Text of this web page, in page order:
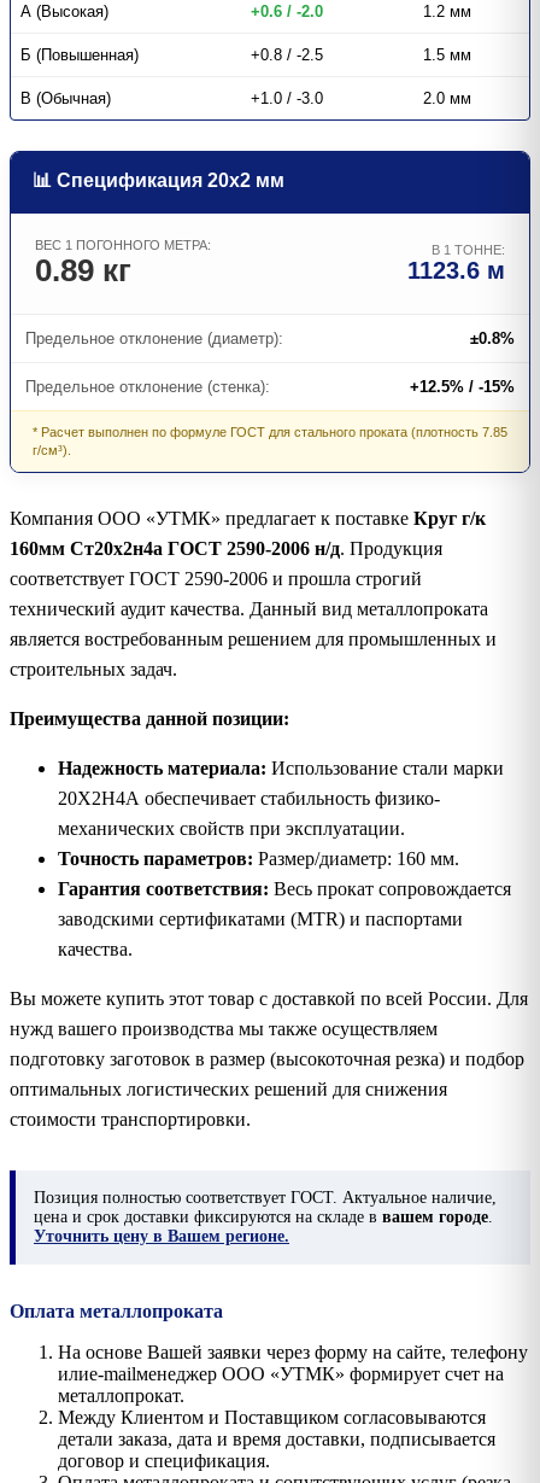
А (Высокая) +0.6 / -2.0 1.2 мм
Б (Повышенная) +0.8 / -2.5 1.5 мм
В (Обычная) +1.0 / -3.0 2.0 мм
📊 Спецификация 20х2 мм
ВЕС 1 ПОГОННОГО МЕТРА:
0.89 кг
В 1 ТОННЕ:
1123.6 м
Предельное отклонение (диаметр): ±0.8%
Предельное отклонение (стенка): +12.5% / -15%
* Расчет выполнен по формуле ГОСТ для стального проката (плотность 7.85
г/см³).
Компания ООО «УТМК» предлагает к поставке Круг г/к
160мм Ст20х2н4а ГОСТ 2590-2006 н/д. Продукция
соответствует ГОСТ 2590-2006 и прошла строгий
технический аудит качества. Данный вид металлопроката
является востребованным решением для промышленных и
строительных задач.
Преимущества данной позиции:
Надежность материала: Использование стали марки
20Х2Н4А обеспечивает стабильность физико-
механических свойств при эксплуатации.
Точность параметров: Размер/диаметр: 160 мм.
Гарантия соответствия: Весь прокат сопровождается
заводскими сертификатами (MTR) и паспортами
качества.
Вы можете купить этот товар с доставкой по всей России. Для
нужд вашего производства мы также осуществляем
подготовку заготовок в размер (высокоточная резка) и подбор
оптимальных логистических решений для снижения
стоимости транспортировки.
Позиция полностью соответствует ГОСТ. Актуальное наличие,
цена и срок доставки фиксируются на складе в вашем городе
Уточнить цену в Вашем регионе.
Оплата металлопроката
На основе Вашей заявки через форму на сайте, телефону
илиe-mailменеджер ООО «УТМК» формирует счет на
металлопрокат.
Между Клиентом и Поставщиком согласовываются
детали заказа, дата и время доставки, подписывается
договор и спецификация.